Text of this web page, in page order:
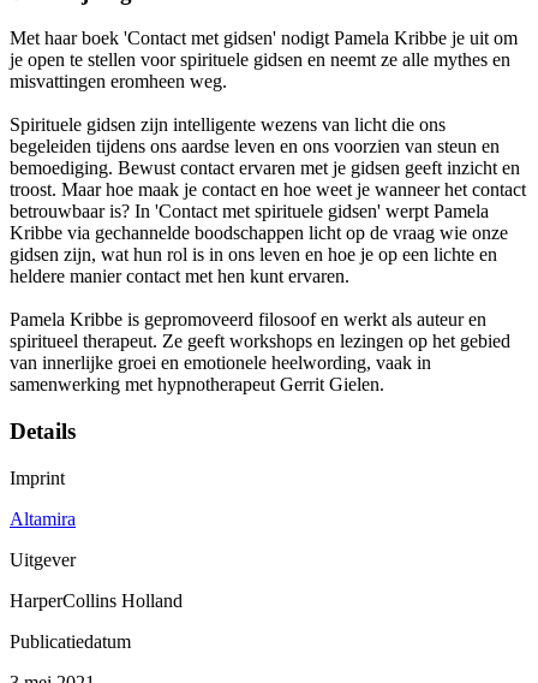
Met haar boek 'Contact met gidsen' nodigt Pamela Kribbe je uit om
je open te stellen voor spirituele gidsen en neemt ze alle mythes en
misvattingen eromheen weg.
Spirituele gidsen zijn intelligente wezens van licht die ons
begeleiden tijdens ons aardse leven en ons voorzien van steun en
bemoediging. Bewust contact ervaren met je gidsen geeft inzicht en
troost. Maar hoe maak je contact en hoe weet je wanneer het contact
betrouwbaar is? In 'Contact met spirituele gidsen' werpt Pamela
Kribbe via gechannelde boodschappen licht op de vraag wie onze
gidsen zijn, wat hun rol is in ons leven en hoe je op een lichte en
heldere manier contact met hen kunt ervaren.
Pamela Kribbe is gepromoveerd filosoof en werkt als auteur en
spiritueel therapeut. Ze geeft workshops en lezingen op het gebied
van innerlijke groei en emotionele heelwording, vaak in
samenwerking met hypnotherapeut Gerrit Gielen.
Details
Imprint
Altamira
Uitgever
HarperCollins Holland
Publicatiedatum